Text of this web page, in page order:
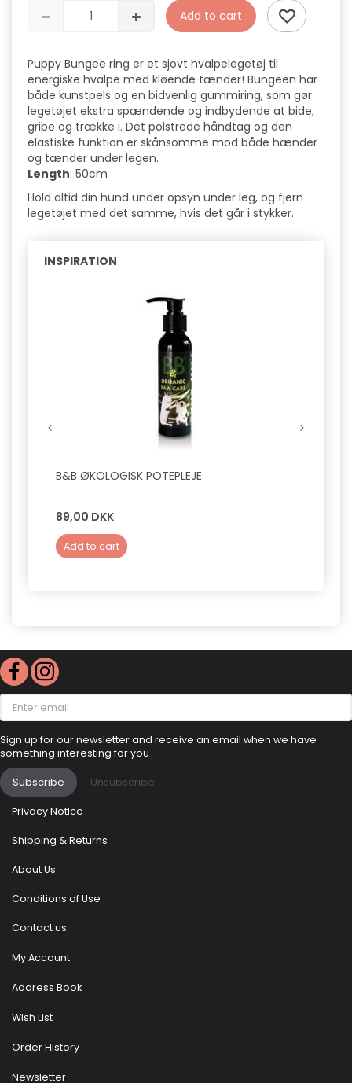
Add to cart
Puppy Bungee ring er et sjovt hvalpelegetøj til
energiske hvalpe med kløende tænder! Bungeen har
både kunstpels og en bidvenlig gummiring, som gør
legetøjet ekstra spændende og indbydende at bide,
gribe og trække i. Det polstrede håndtag og den
elastiske funktion er skånsomme mod både hænder
og tænder under legen.
Length: 50cm
Hold altid din hund under opsyn under leg, og fjern
legetøjet med det samme, hvis det går i stykker.
INSPIRATION
B&B ØKOLOGISK POTEPLEJE
89,00 DKK
Add to cart
Enter
email
Sign up for our newsletter and receive an email when we have
something interesting for you
Subscribe Unsubscribe
Privacy Notice
Shipping & Returns
About Us
Conditions of Use
Contact us
My Account
Address Book
Wish List
Order History
Newsletter